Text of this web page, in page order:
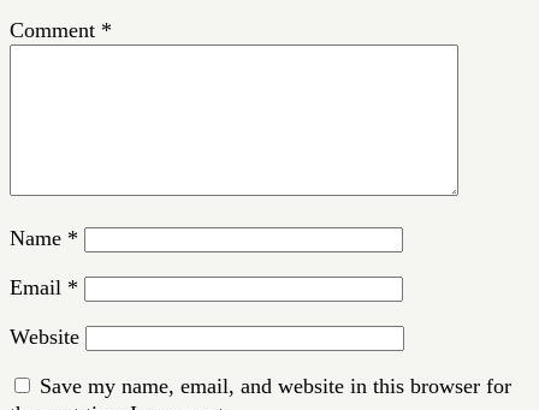
Comment *
Name *
Email *
Website
Save my name, email, and website in this browser for